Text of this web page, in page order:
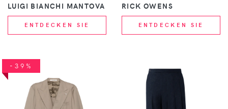
LUIGI BIANCHI MANTOVA
ENTDECKEN SIE
RICK OWENS
ENTDECKEN SIE
-39%